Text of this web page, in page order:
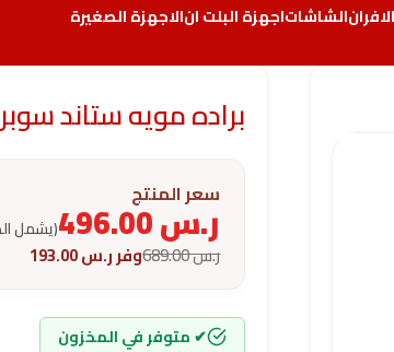
الشاشاتاجهزة البلت انالاجهزة الصغيرة
براده مويه ستاند سوبر جنرال 3
سعر المنتج
ر.س (يشمل
ر.س689.00 وفرر.س
✔ متوفر في المخزون